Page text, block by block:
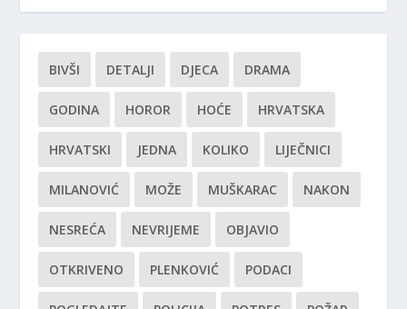
BIVŠI DETALJI DJECA DRAMA
GODINA HOROR HOĆE HRVATSKA
HRVATSKI JEDNA KOLIKO LIJEČNICI
MILANOVIĆ MOŽE MUŠKARAC NAKON
NESREĆA NEVRIJEME OBJAVIO
OTKRIVENO PLENKOVIĆ PODACI